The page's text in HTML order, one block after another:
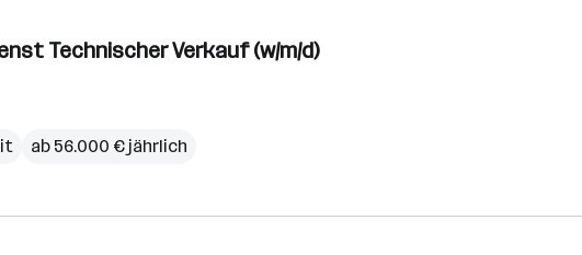
Technischer Verkauf (w/m/d)
ab 56.000 € jährlich